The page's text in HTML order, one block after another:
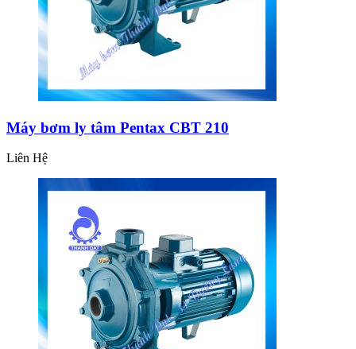
Máy bơm ly tâm Pentax CBT 210
Liên Hệ